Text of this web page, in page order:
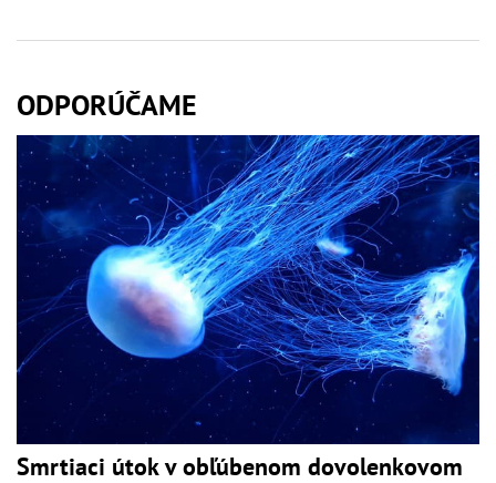
ODPORÚČAME
Smrtiaci útok v obľúbenom dovolenkovom